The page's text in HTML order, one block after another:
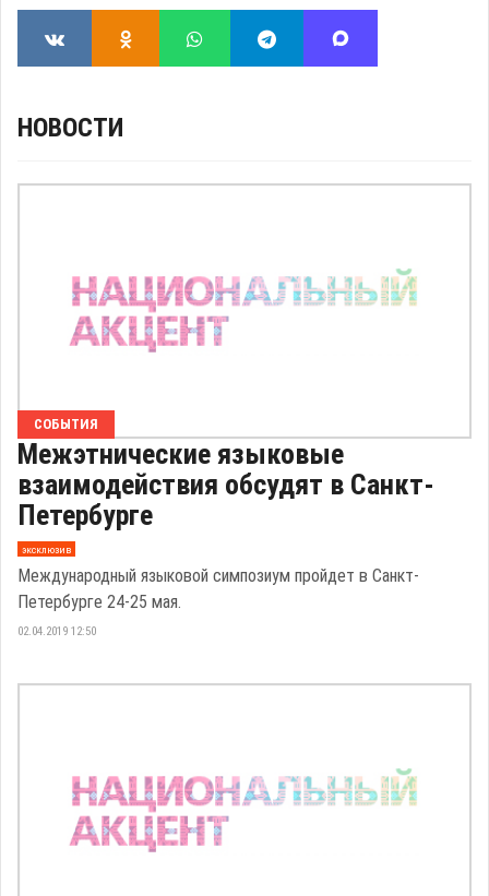
НОВОСТИ
СОБЫТИЯ
Межэтнические языковые
взаимодействия обсудят в Санкт-
Петербурге
эксклюзив
Международный языковой симпозиум пройдет в Санкт-
Петербурге 24-25 мая.
02.04.2019 12:50